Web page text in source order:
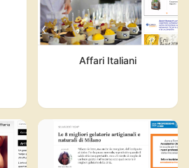
Affari Italiani